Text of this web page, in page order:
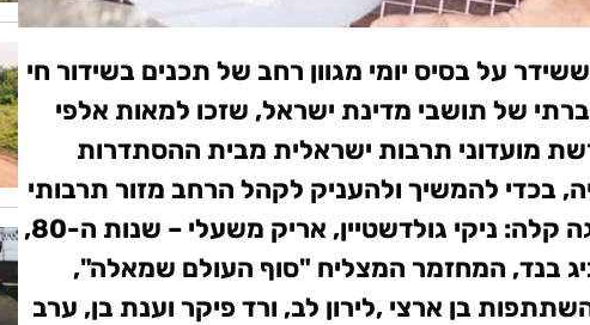
על בסיס יומי מגוון רחב של תכנים בשידור חי
של תושבי מדינת ישראל, שזכו למאות אלפי
מועדוני תרבות ישראלית מבית ההסתדרות
בכדי להמשיך ולהעניק לקהל הרחב מזור תרבותי
קלה:
ניקי גולדשטיין, אריק משעלי – שנות ה-80,
בנד, המחזמר המצליח "סוף העולם שמאלה",
בן ארצי ,לירון לב, ורד פיקר וענת בן, ערב